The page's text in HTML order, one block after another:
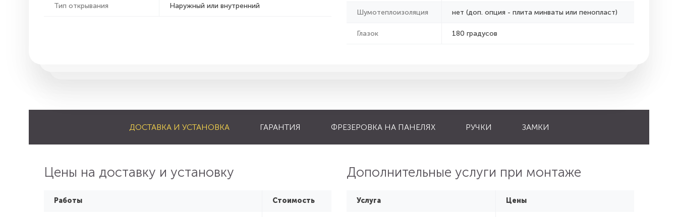
Тип открывания Наружный или внутренний
Шумотеплоизоляция нет (доп. опция - плита минваты или пенопласт)
Глазок 180 градусов
ДОСТАВКА И УСТАНОВКА ГАРАНТИЯ ФРЕЗЕРОВКА НА ПАНЕЛЯХ РУЧКИ ЗАМКИ
Цены на доставку и установку
Работы Стоимость
Дополнительные услуги при монтаже
Услуга Цены